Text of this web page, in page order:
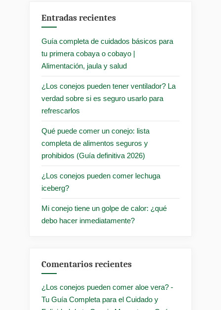
Entradas recientes
Guía completa de cuidados básicos para
tu primera cobaya o cobayo |
Alimentación, jaula y salud
¿Los conejos pueden tener ventilador? La
verdad sobre si es seguro usarlo para
refrescarlos
Qué puede comer un conejo: lista
completa de alimentos seguros y
prohibidos (Guía definitiva 2026)
¿Los conejos pueden comer lechuga
iceberg?
Mi conejo tiene un golpe de calor: ¿qué
debo hacer inmediatamente?
Comentarios recientes
¿Los conejos pueden comer aloe vera? -
Tu Guía Completa para el Cuidado y